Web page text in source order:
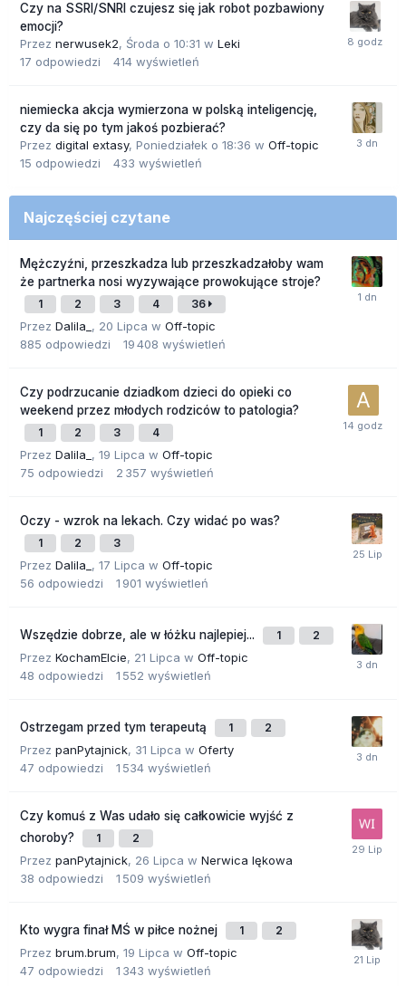
Czy na SSRI/SNRI czujesz się jak robot pozbawiony
emocji?
Przez nerwusek2, Środa o 10:31 w Leki
17 odpowiedzi 414 wyświetleń
niemiecka akcja wymierzona w polską inteligencję,
czy da się po tym jakoś pozbierać?
Przez digital extasy, Poniedziałek o 18:36 w Off-topic
15 odpowiedzi 433 wyświetleń
Najczęściej czytane
Mężczyźni, przeszkadza lub przeszkadzałoby wam
że partnerka nosi wyzywające prowokujące stroje?
1 2 3 4 36
Przez Dalila_ , 20 Lipca w Off-topic
885 odpowiedzi 19 408 wyświetleń
Czy podrzucanie dziadkom dzieci do opieki co
weekend przez młodych rodziców to patologia?
1 2 3 4
Przez Dalila_ , 19 Lipca w Off-topic
75 odpowiedzi 2 357 wyświetleń
Oczy - wzrok na lekach. Czy widać po was?
1 2 3
Przez Dalila_ , 17 Lipca w Off-topic
56 odpowiedzi 1 901 wyświetleń
Wszędzie dobrze, ale w łóżku najlepiej... 1 2
Przez KochamElcie, 21 Lipca w Off-topic
48 odpowiedzi 1 552 wyświetleń
Ostrzegam przed tym terapeutą 1 2
Przez panPytajnick, 31 Lipca w Oferty
47 odpowiedzi 1 534 wyświetleń
Czy komuś z Was udało się całkowicie wyjść z
choroby?
1 2
Przez panPytajnick, 26 Lipca w Nerwica lękowa
38 odpowiedzi 1 509 wyświetleń
Kto wygra finał MŚ w piłce nożnej 1 2
Przez brum.brum, 19 Lipca w Off-topic
47 odpowiedzi 1 343 wyświetleń